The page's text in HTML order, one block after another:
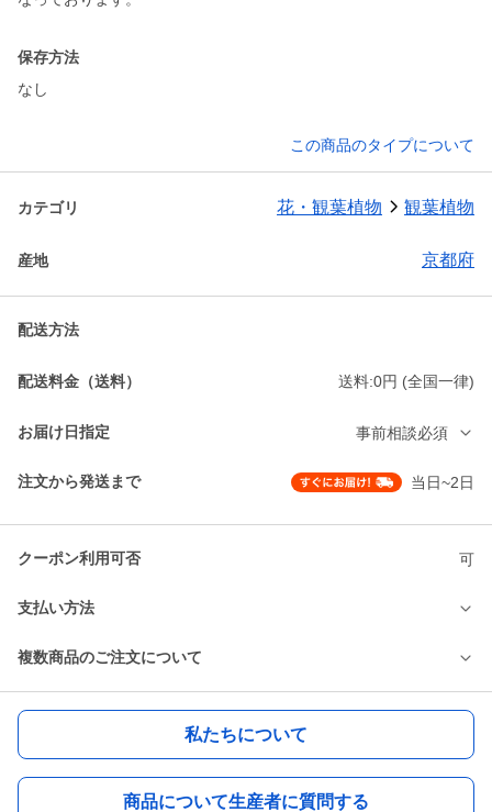
保存方法
なし
この商品のタイプについて
カテゴリ 花・観葉植物 観葉植物
産地 京都府
配送方法
配送料金（送料） 送料:0円 (全国一律)
お届け日指定 事前相談必須
注文から発送まで 当日~2日
クーポン利用可否 可
支払い方法
複数商品のご注文について
私たちについて
商品について生産者に質問する